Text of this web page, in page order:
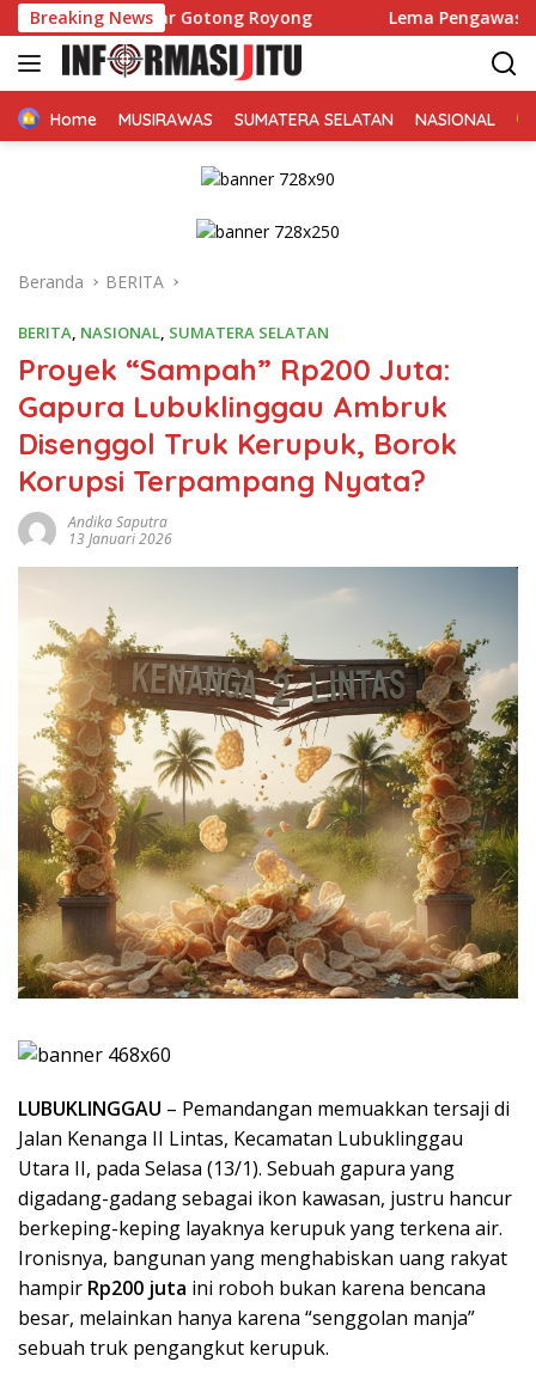
Langsung
ke
konten
Breaking News
Gotong Royong Lema Pengawasan Dapur
Home MUSIRAWAS SUMATERA SELATAN NASIONAL
Beranda BERITA
BERITA NASIONAL SUMATERA SELATAN
Proyek “Sampah” Rp200 Juta:
Gapura Lubuklinggau Ambruk
Disenggol Truk Kerupuk, Borok
Korupsi Terpampang Nyata?
Andika Saputra
13 Januari 2026
LUBUKLINGGAU – Pemandangan memuakkan tersaji di
Jalan Kenanga II Lintas, Kecamatan Lubuklinggau
Utara II, pada Selasa (13/1). Sebuah gapura yang
digadang-gadang sebagai ikon kawasan, justru hancur
berkeping-keping layaknya kerupuk yang terkena air.
Ironisnya, bangunan yang menghabiskan uang rakyat
hampir Rp200 juta ini roboh bukan karena bencana
besar, melainkan hanya karena “senggolan manja”
sebuah truk pengangkut kerupuk.